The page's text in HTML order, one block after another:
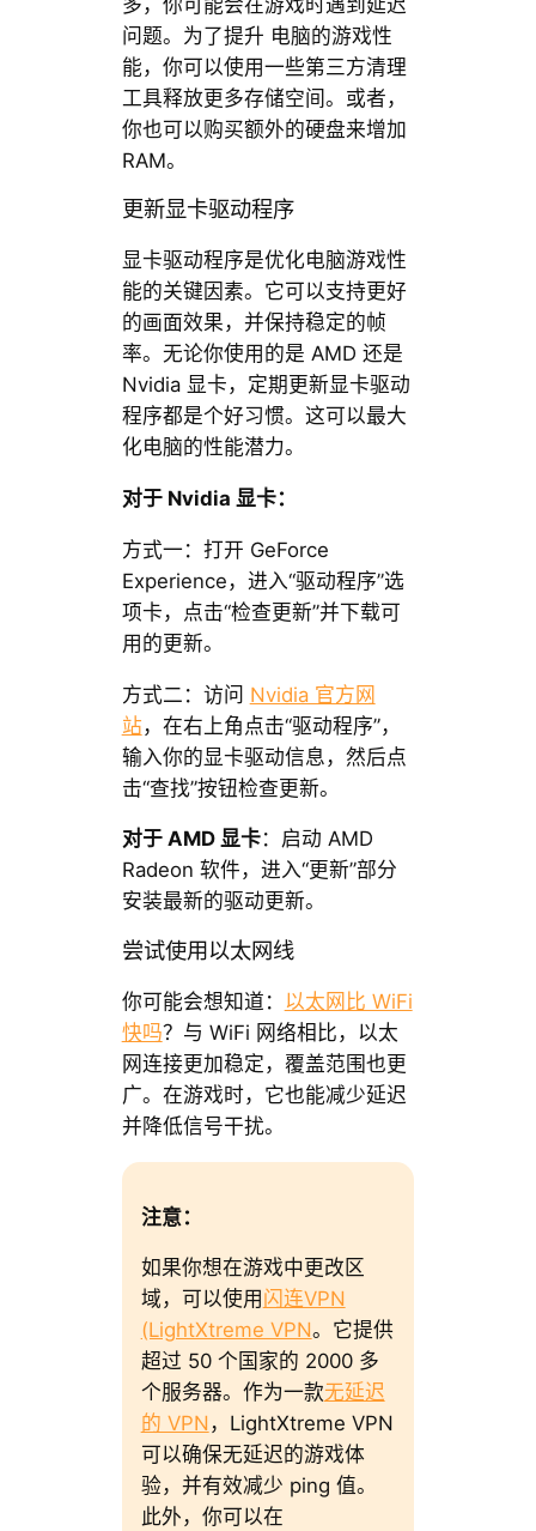
问题。为了提升 电脑的游戏性
能，你可以使用一些第三方清理
工具释放更多存储空间。或者，
你也可以购买额外的硬盘来增加
RAM。
更新显卡驱动程序
显卡驱动程序是优化电脑游戏性
能的关键因素。它可以支持更好
的画面效果，并保持稳定的帧
率。无论你使用的是 AMD 还是
Nvidia 显卡，定期更新显卡驱动
程序都是个好习惯。这可以最大
化电脑的性能潜力。
对于 Nvidia 显卡：
方式一：打开 GeForce
Experience，进入“驱动程序”选
项卡，点击“检查更新”并下载可
用的更新。
方式二：访问 Nvidia 官方网
站 ，在右上角点击“驱动程序”，
输入你的显卡驱动信息，然后点
击“查找”按钮检查更新。
对于 AMD 显卡：启动 AMD
Radeon 软件，进入“更新”部分
安装最新的驱动更新。
尝试使用以太网线
你可能会想知道： 以太网比 WiFi
快吗？与 WiFi 网络相比，以太
网连接更加稳定，覆盖范围也更
广。在游戏时，它也能减少延迟
并降低信号干扰。
注意：
如果你想在游戏中更改区
域，可以使用 闪连VPN
(LightXtreme VPN。它提供
超过 50 个国家的 2000 多
个服务器。作为一款无延迟
的 VPN ，LightXtreme VPN
可以确保无延迟的游戏体
验，并有效减少 ping 值。
此外，你可以在